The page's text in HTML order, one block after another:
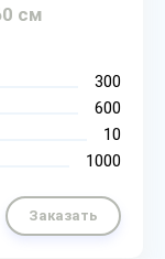
см
300
600
10
1000
Заказать